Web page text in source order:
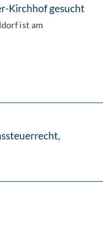
Kirchhof gesucht
ist am